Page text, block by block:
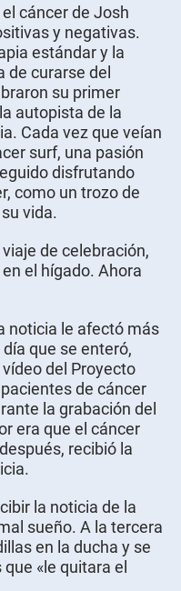
cáncer de Josh
y negativas.
estándar y la
de curarse del
su primer
autopista de la
Cada vez que veían
surf, una pasión
disfrutando
como un trozo de
vida.
de celebración,
el hígado. Ahora
noticia le afectó más
que se enteró,
del Proyecto
de cáncer
la grabación del
era que el cáncer
recibió la
la noticia de la
sueño. A la tercera
en la ducha y se
«le quitara el